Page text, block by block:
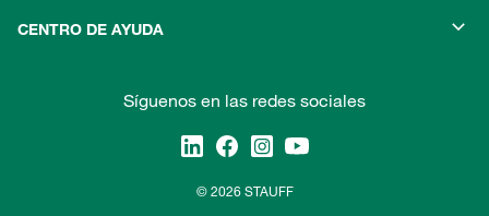
CENTRO DE AYUDA
Síguenos en las redes sociales
© 2026 STAUFF